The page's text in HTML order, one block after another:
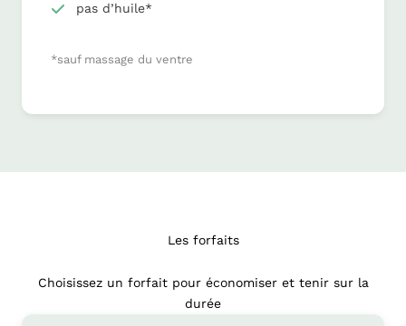
pas d’huile*
*sauf massage du ventre
Les forfaits
Choisissez un forfait pour économiser et tenir sur la
durée